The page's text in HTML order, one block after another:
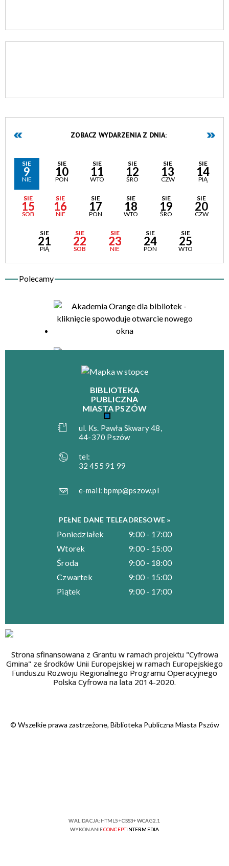
ZOBACZ WYDARZENIA Z DNIA:
SIE
9
NIE
SIE
10
PON
SIE
11
WTO
SIE
12
ŚRO
SIE
13
CZW
SIE
14
PIĄ
SIE
15
SOB
SIE
16
NIE
SIE
17
PON
SIE
18
WTO
SIE
19
ŚRO
SIE
20
CZW
SIE
21
PIĄ
SIE
22
SOB
SIE
23
NIE
SIE
24
PON
SIE
25
WTO
BIBLIOTEKA
PUBLICZNA
MIASTA PSZÓW
ul. Ks. Pawła Skwary 48,
44-370 Pszów
tel:
32 455 91 99
e-mail:bpmp@pszow.pl
PEŁNE DANE TELEADRESOWE »
Poniedziałek
9:00 - 17:00
Wtorek
9:00 - 15:00
Środa
9:00 - 18:00
Czwartek
9:00 - 15:00
Piątek
9:00 - 17:00
Strona sfinansowana z Grantu w ramach projektu "Cyfrowa
Gmina" ze środków Unii Europejskiej w ramach Europejskiego
Funduszu Rozwoju Regionalnego Programu Operacyjnego
Polska Cyfrowa na lata 2014-2020.
© Wszelkie prawa zastrzeżone, Biblioteka Publiczna Miasta Pszów
WALIDACJA: HTML5+CSS3+WCAG 2.1
WYKONANIECONCEPTINTERMEDIA